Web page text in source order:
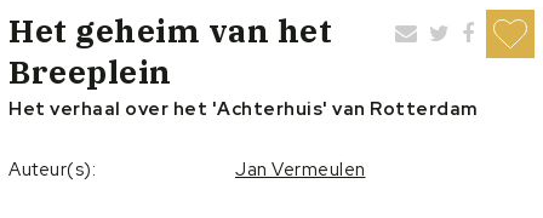
Het geheim van het
Breeplein
Het verhaal over het 'Achterhuis' van Rotterdam
Auteur(s): Jan Vermeulen